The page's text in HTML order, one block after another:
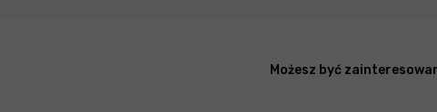
Możesz być